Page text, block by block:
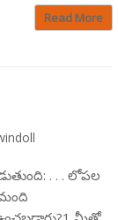
Read More
. . . లోపల